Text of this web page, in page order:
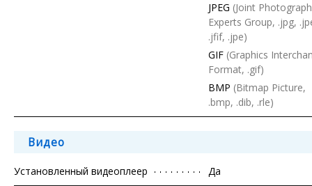
JPEG (Joint
Experts Group, .jpg,
.jfif, .jpe)
GIF (Graphics
Format, .gif)
BMP (Bitmap Picture,
.bmp, .dib, .rle)
Видео
Установленный видеоплеер
Да